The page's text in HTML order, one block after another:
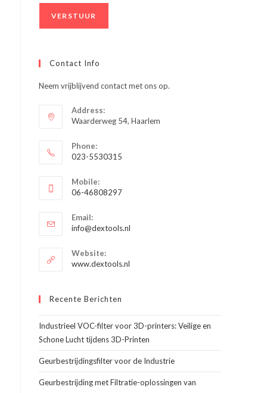
Contact Info
Neem vrijblijvend contact met ons op.
Address:
Waarderweg 54, Haarlem
Phone:
023-5530315
in
je
toepassing
Mobile:
06-46808297
in
je
toepassing
Email:
info@dextools.nl
Website:
www.dextools.nl
Recente Berichten
Industrieel VOC-filter voor 3D-printers: Veilige en
Schone Lucht tijdens 3D-Printen
Geurbestrijdingsfilter voor de Industrie
Geurbestrijding met Filtratie-oplossingen van